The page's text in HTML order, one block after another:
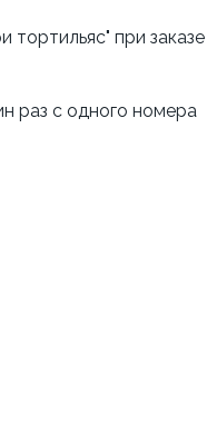
тортильяс" при
раз с одного номера